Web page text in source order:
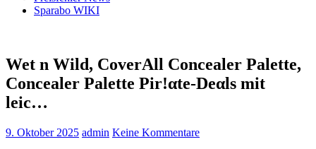
Sparabo WIKI
Wet n Wild, CoverAll Concealer Palette,
Concealer Palette Pir!αtе-Dеαls mit
leic…
9. Oktober 2025 admin Keine Kommentare